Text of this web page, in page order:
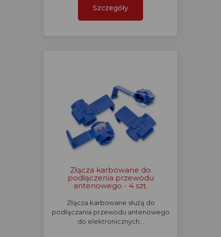
Szczegóły
Złącza karbowane do
podłączenia przewodu
antenowego - 4 szt.
Złącza karbowane służą do
podłączania przewodu antenowego
do elektronicznych…